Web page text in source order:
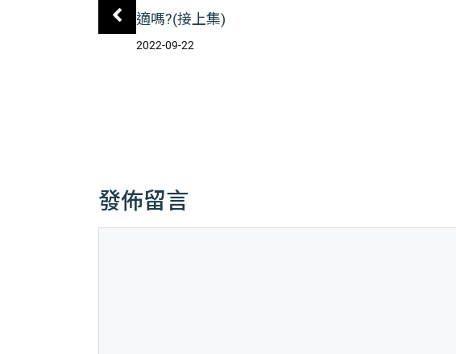
適嗎?(接上集)
2022-09-22
發佈留言